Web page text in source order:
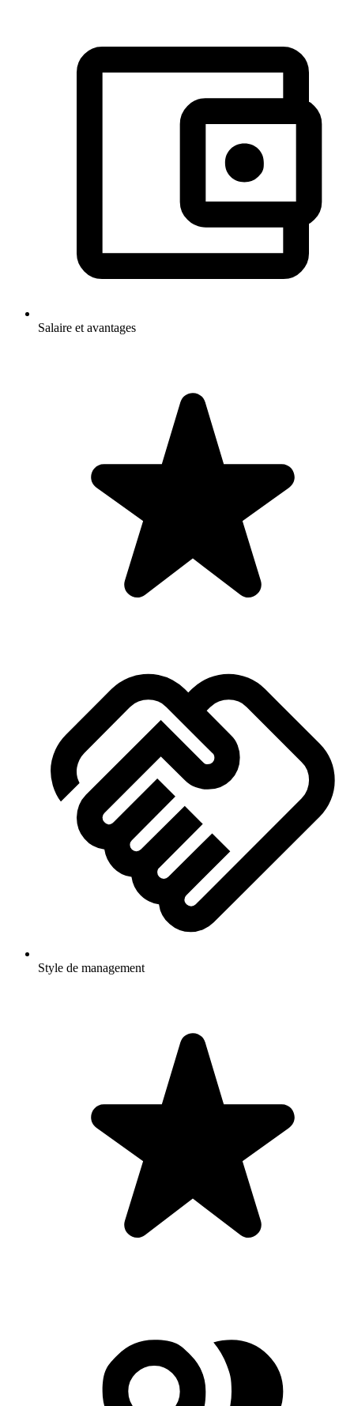
Salaire et avantages
Style de management